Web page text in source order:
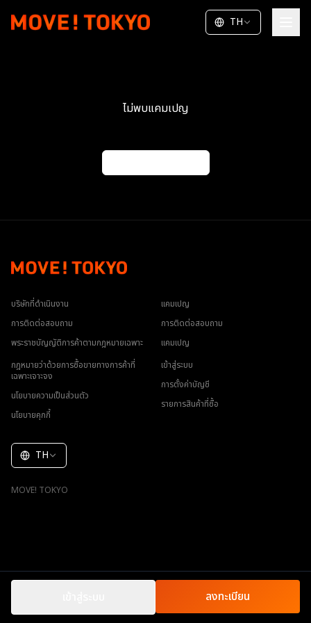
TH
ลงทะเบียน
ไม่พบแคมเปญ
บริษัทที่ดำเนินงาน
การติดต่อสอบถาม
พระราชบัญญัติการค้าตามกฎหมายเฉพาะ
แคมเปญ
การติดต่อสอบถาม
แคมเปญ
กฎหมายว่าด้วยการซื้อขายทางการค้าที่
เฉพาะเจาะจง
นโยบายความเป็นส่วนตัว
นโยบายคุกกี้
เข้าสู่ระบบ
การตั้งค่าบัญชี
รายการสินค้าที่ซื้อ
TH
MOVE! TOKYO